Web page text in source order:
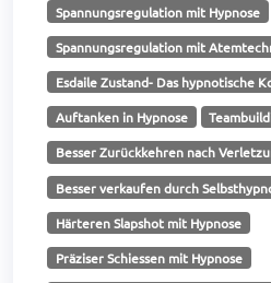
Spannungsregulation mit Hypnose
Spannungsregulation mit
Esdaile Zustand- Das hypnotische
Auftanken in Hypnose
Besser Zurückkehren nach
Besser verkaufen durch
Härteren Slapshot mit Hypnose
Präziser Schiessen mit Hypnose